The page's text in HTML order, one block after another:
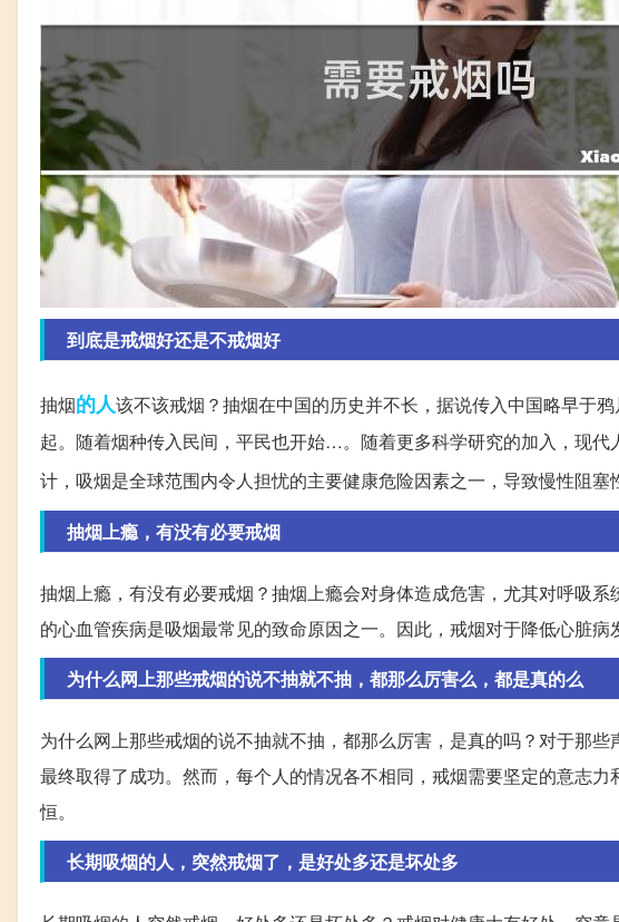
到底是戒烟好还是不戒烟好
抽烟的人该不该戒烟？抽烟在中国的历史并不长，据说传入中国略早于
起。随着烟种传入民间，平民也开始…。随着更多科学研究的加入，现
计，吸烟是全球范围内令人担忧的主要健康危险因素之一，导致慢性阻塞
抽烟上瘾，有没有必要戒烟
抽烟上瘾，有没有必要戒烟？抽烟上瘾会对身体造成危害，尤其对呼吸
的心血管疾病是吸烟最常见的致命原因之一。因此，戒烟对于降低心脏病
为什么网上那些戒烟的说不抽就不抽，都那么厉害么，都是真的么
为什么网上那些戒烟的说不抽就不抽，都那么厉害，是真的吗？对于那
最终取得了成功。然而，每个人的情况各不相同，戒烟需要坚定的意志
恒。
长期吸烟的人，突然戒烟了，是好处多还是坏处多